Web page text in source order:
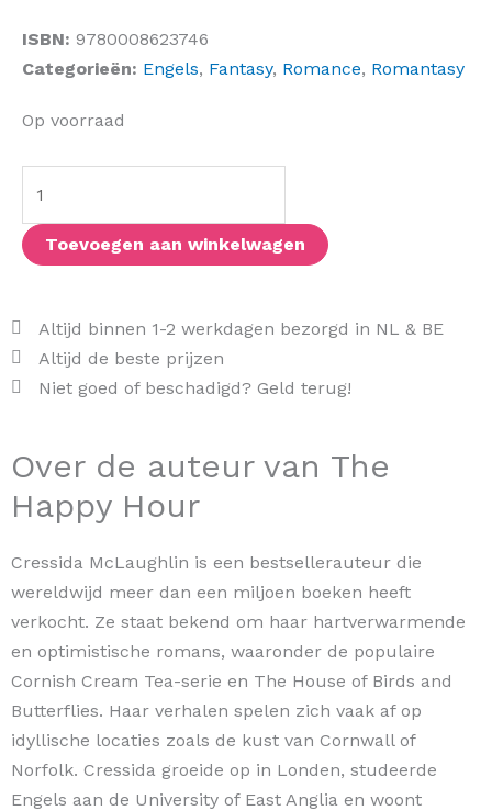
ISBN: 9780008623746
Categorieën: Engels, Fantasy, Romance, Romantasy
Op voorraad
The
aantal
Toevoegen aan winkelwagen
Altijd binnen 1-2 werkdagen bezorgd in NL & BE
Altijd de beste prijzen
Niet goed of beschadigd? Geld terug!
Over de auteur van The
Happy Hour
Cressida McLaughlin is een bestsellerauteur die
wereldwijd meer dan een miljoen boeken heeft
verkocht. Ze staat bekend om haar hartverwarmende
en optimistische romans, waaronder de populaire
Cornish Cream Tea-serie en The House of Birds and
Butterflies. Haar verhalen spelen zich vaak af op
idyllische locaties zoals de kust van Cornwall of
Norfolk. Cressida groeide op in Londen, studeerde
Engels aan de University of East Anglia en woont